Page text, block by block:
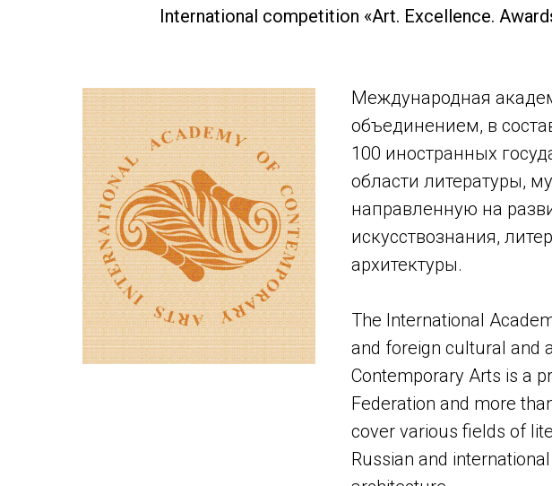
International competition «Art. Excellence.
Международная
объединением, в
100 иностранных
области литературы,
направленную на
искусствознания,
архитектуры.
The International
and foreign cultural and
Contemporary Arts is a
Federation and more
cover various fields of
Russian and